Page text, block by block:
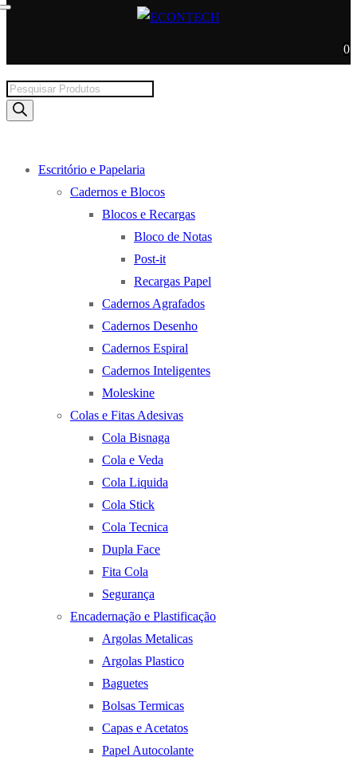
0
Products
search
Escritório e Papelaria
Cadernos e Blocos
Blocos e Recargas
Bloco de Notas
Post-it
Recargas Papel
Cadernos Agrafados
Cadernos Desenho
Cadernos Espiral
Cadernos Inteligentes
Moleskine
Colas e Fitas Adesivas
Cola Bisnaga
Cola e Veda
Cola Liquida
Cola Stick
Cola Tecnica
Dupla Face
Fita Cola
Segurança
Encadernação e Plastificação
Argolas Metalicas
Argolas Plastico
Baguetes
Bolsas Termicas
Capas e Acetatos
Papel Autocolante